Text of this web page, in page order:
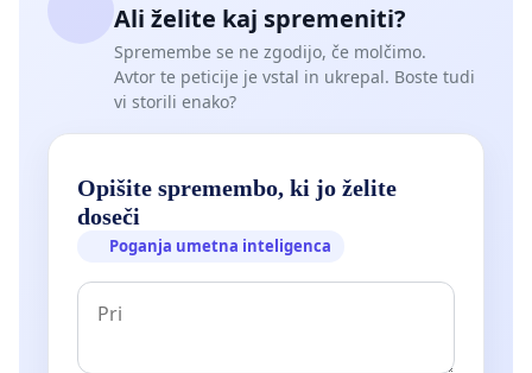
Ali želite kaj spremeniti?
Spremembe se ne zgodijo, če molčimo.
Avtor te peticije je vstal in ukrepal. Boste tudi
vi storili enako?
Opišite spremembo, ki jo želite
doseči
Poganja umetna inteligenca